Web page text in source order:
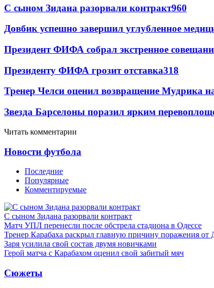
С сыном Зидана разорвали контракт960
Довбик успешно завершил углубленное
Президент ФИФА собрал экстренное
Президенту ФИФА грозит отставка318
Тренер Челси оценил возвращение Мудрика
Звезда Барселоны поразил ярким
Читать комментарии
Новости футбола
Последние
Популярные
Комментируемые
С сыном Зидана разорвали контракт
Матч УПЛ перенесли после обстрела стадиона в Одессе
Тренер Карабаха раскрыл главную причину поражения от
Заря усилила свой состав двумя новичками
Герой матча с Карабахом оценил свой забитый мяч
Сюжеты